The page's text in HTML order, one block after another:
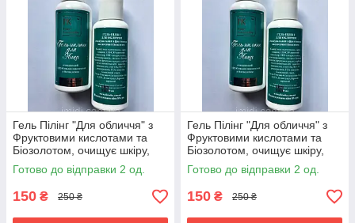
Гель Пілінг "Для обличчя" з
Фруктовими кислотами та
Біозолотом, очищує шкіру,
живить та вирівнює колір
обличчя, Імідж
Готово до відправки 2 од.
150 ₴ 250 ₴
Гель Пілінг "Для обличчя" з
Фруктовими кислотами та
Біозолотом, очищує шкіру,
живить та вирівнює колір
обличчя, Імідж
Готово до відправки 2 од.
150 ₴ 250 ₴